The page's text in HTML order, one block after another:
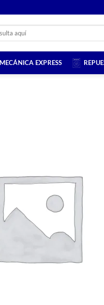
MECÁNICA EXPRESS